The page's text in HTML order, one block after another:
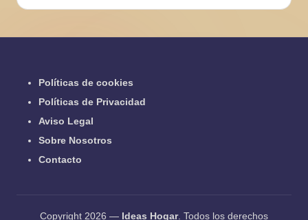
Políticas de cookies
Políticas de Privacidad
Aviso Legal
Sobre Nosotros
Contacto
Copyright 2026 — Ideas Hogar. Todos los derechos